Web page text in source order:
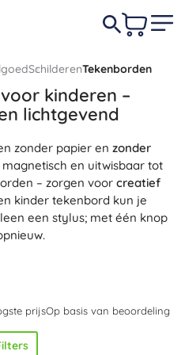
SchilderenTekenborden
kinderen –
lichtgevend
zonder papier en zonder
magnetisch en uitwisbaar tot
– zorgen voor creatief
kinder tekenbord kun je
een stylus; met één knop
tekenborden de
oefenen van letters en
de eerste notities en
de
prijsOp basis van beoordeling